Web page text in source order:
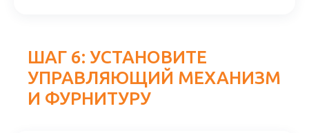
ШАГ 6: УСТАНОВИТЕ
УПРАВЛЯЮЩИЙ МЕХАНИЗМ
И ФУРНИТУРУ